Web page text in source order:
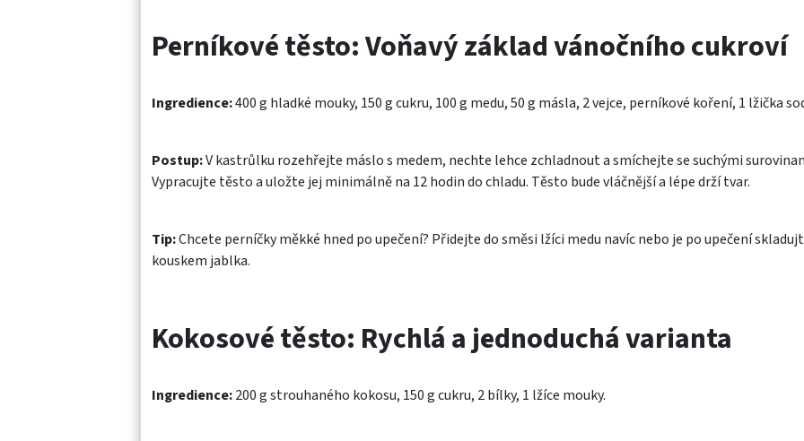
Perníkové těsto: Voňavý základ vánočního cukroví
Ingredience:400 g hladké mouky, 150 g cukru, 100 g medu, 50 g másla, 2 vejce, perníkové koření, 1 lžička
Postup:V kastrůlku rozehřejte máslo s medem, nechte lehce zchladnout a smíchejte se suchými
Vypracujte těsto a uložte jej minimálně na 12 hodin do chladu. Těsto bude vláčnější a lépe drží tvar.
Tip:Chcete perníčky měkké hned po upečení? Přidejte do směsi lžíci medu navíc nebo je po upečení
kouskem jablka.
Kokosové těsto: Rychlá a jednoduchá varianta
Ingredience:200 g strouhaného kokosu, 150 g cukru, 2 bílky, 1 lžíce mouky.